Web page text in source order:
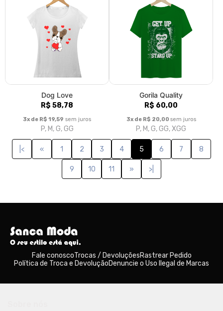
Dog Love
R$ 58,78
3x de R$ 19,59 sem juros
P, M, G, GG
Gorila Quality
R$ 60,00
3x de R$ 20,00 sem juros
P, M, G, GG, XGG
|< « 1 2 3 4 5 6 7 8
9 10 11 » >|
Fale conoscoTrocas / DevoluçõesRastrear Pedido
Política de Troca e DevoluçãoDenuncie o Uso Ilegal de Marcas